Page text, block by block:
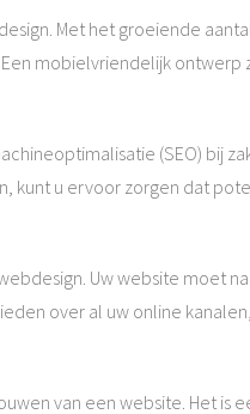
Met het groeiende
mobielvriendelijk
(SEO)
kunt u ervoor zorgen dat
Uw website moet
over al uw online
van een website. Het